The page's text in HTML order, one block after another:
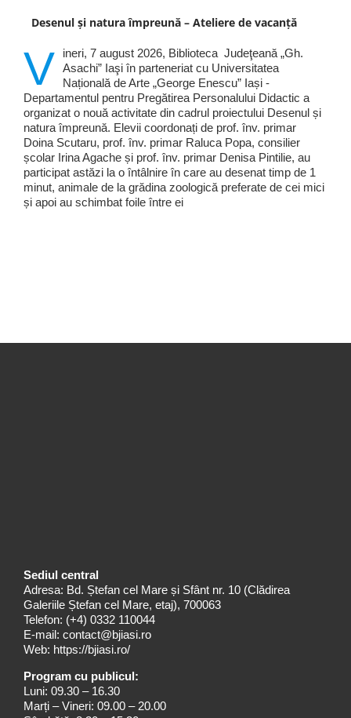
Desenul și natura împreună – Ateliere de vacanță
V
ineri, 7 august 2026, Biblioteca Judeţeană „Gh.
Asachi” Iaşi în parteneriat cu Universitatea
Națională de Arte „George Enescu” Iași -
Departamentul pentru Pregătirea Personalului Didactic a
organizat o nouă activitate din cadrul proiectului Desenul și
natura împreună. Elevii coordonați de prof. înv. primar
Doina Scutaru, prof. înv. primar Raluca Popa, consilier
școlar Irina Agache și prof. înv. primar Denisa Pintilie, au
participat astăzi la o întâlnire în care au desenat timp de 1
minut, animale de la grădina zoologică preferate de cei mici
și apoi au schimbat foile între ei
Sediul central
Adresa: Bd. Ștefan cel Mare și Sfânt nr. 10 (Clădirea
Galeriile Ștefan cel Mare, etaj), 700063
Telefon: (+4) 0332 110044
E-mail: contact@bjiasi.ro
Web: https://bjiasi.ro/
Program cu publicul:
Luni: 09.30 – 16.30
Marți – Vineri: 09.00 – 20.00